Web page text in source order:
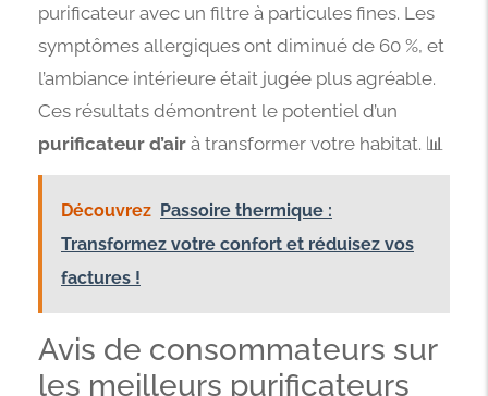
purificateur avec un filtre à particules fines. Les
symptômes allergiques ont diminué de 60 %, et
l’ambiance intérieure était jugée plus agréable.
Ces résultats démontrent le potentiel d’un
purificateur d’air à transformer votre habitat. 📊
Découvrez Passoire thermique :
Transformez votre confort et réduisez vos
factures !
Avis de consommateurs sur
les meilleurs purificateurs